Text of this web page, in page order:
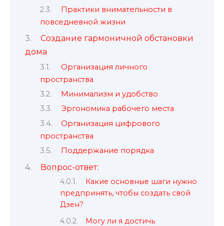
Практики внимательности в
повседневной жизни
Создание гармоничной обстановки
дома
Организация личного
пространства
Минимализм и удобство
Эргономика рабочего места
Организация цифрового
пространства
Поддержание порядка
Вопрос-ответ:
Какие основные шаги нужно
предпринять, чтобы создать свой
Дзен?
Могу ли я достичь